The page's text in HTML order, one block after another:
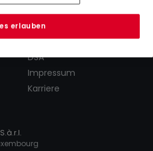
AGB
Verkaufsbedingungen
DSA
Impressum
Karriere
erlauben